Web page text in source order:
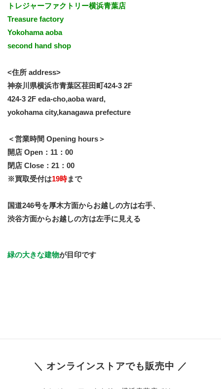
トレジャーファクトリー横浜青葉店
Treasure factory
Yokohama aoba
second hand shop
<住所 address>
神奈川県横浜市青葉区荏田町424-3 2F
424-3 2F eda-cho,aoba ward,
yokohama city,kanagawa prefecture
＜営業時間 Opening hours＞
開店 Open：11：00
閉店 Close：21：00
※買取受付は19時まで
国道246号を厚木方面からお越しの方は右手、
渋谷方面からお越しの方は左手に見える
緑の大きな建物が目印です
＼ オンラインストアでも販売中 ／